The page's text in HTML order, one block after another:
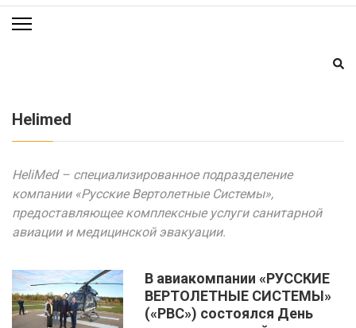
Helimed
HeliMed– специализированное подразделение
компании «Русские Вертолетные Системы»,
предоставляющее комплексные услуги санитарной
авиации и медицинской эвакуации.
В авиакомпании «РУССКИЕ
ВЕРТОЛЕТНЫЕ СИСТЕМЫ»
(«РВС») состоялся День